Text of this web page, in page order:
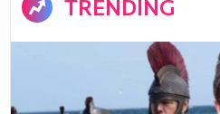
TRENDING